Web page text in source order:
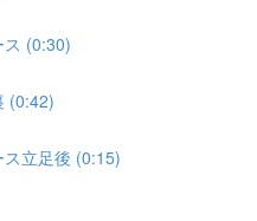
(0:30)
(0:42)
立足後 (0:15)